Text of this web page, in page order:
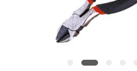
REQUEST